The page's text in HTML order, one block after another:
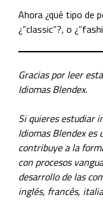
Ahora ¿qué tipo de
¿”classic”?, o
Gracias por leer
Idiomas Blendex.
Si quieres estudiar
Idiomas Blendex es
contribuye a la
con procesos
desarrollo de las
inglés, francés,